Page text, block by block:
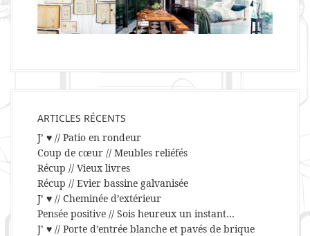
ARTICLES RÉCENTS
J’ ♥ // Patio en rondeur
Coup de cœur // Meubles reliéfés
Récup // Vieux livres
Récup // Evier bassine galvanisée
J’ ♥ // Cheminée d’extérieur
Pensée positive // Sois heureux un instant…
J’ ♥ // Porte d’entrée blanche et pavés de brique